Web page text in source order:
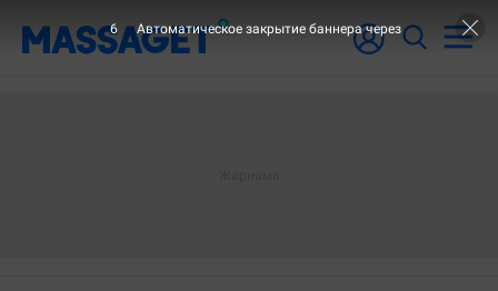
5 Автоматическое закрытие баннера через